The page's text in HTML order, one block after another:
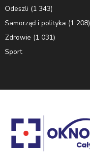
Odeszli (1 343)
Samorząd i polityka (1 208)
Zdrowie (1 031)
Sport